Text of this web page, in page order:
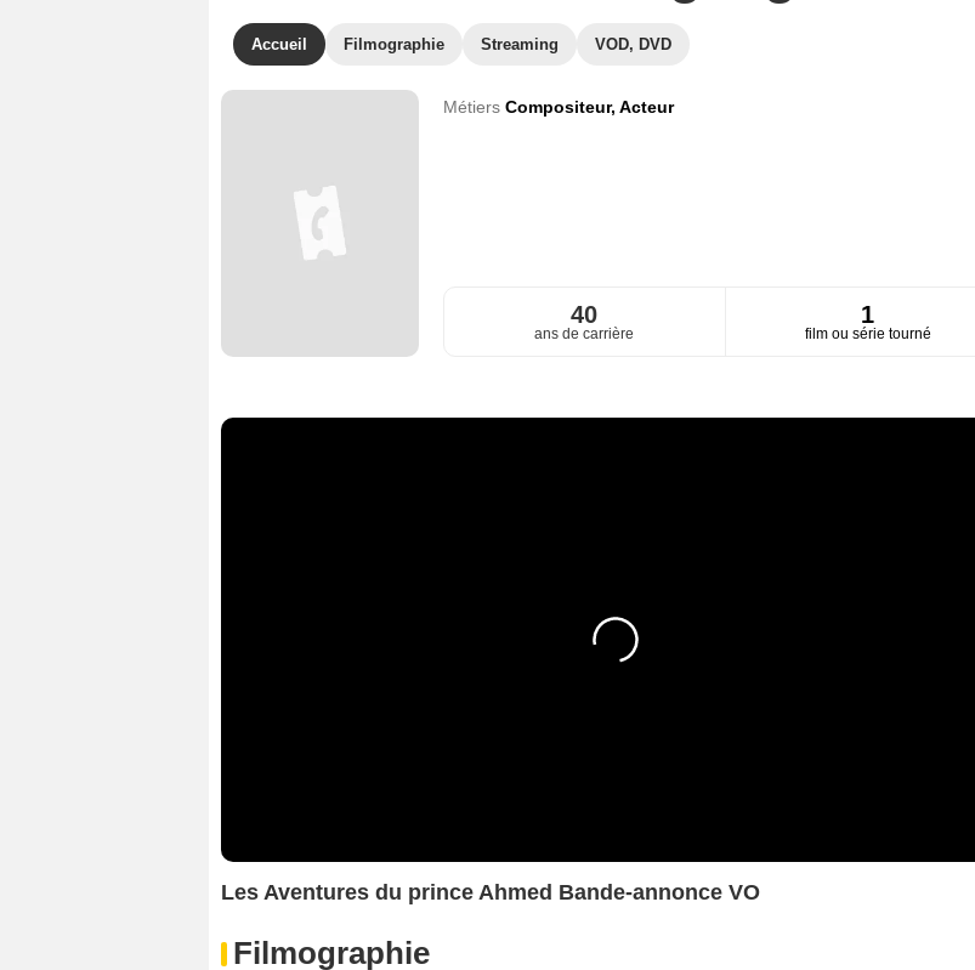
Accueil Filmographie Streaming VOD, DVD
Métiers Compositeur, Acteur
40
ans de carrière
1
film ou série tourné
Les Aventures du prince Ahmed Bande-annonce VO
Filmographie